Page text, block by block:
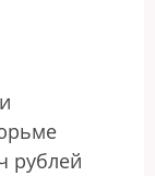
рублей